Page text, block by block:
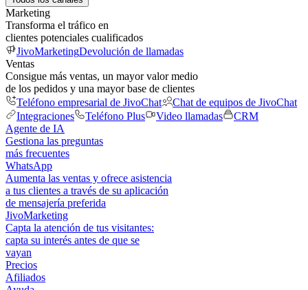
Marketing
Transforma el tráfico en
clientes potenciales cualificados
JivoMarketingDevolución de llamadas
Ventas
Consigue más ventas, un mayor valor medio
de los pedidos y una mayor base de clientes
Teléfono empresarial de JivoChat
Chat de equipos de JivoChat
Integraciones
Teléfono Plus Video llamadas
CRM
Agente de IA
Gestiona las preguntas
más frecuentes
WhatsApp
Aumenta las ventas y ofrece asistencia
a tus clientes a través de su aplicación
de mensajería preferida
JivoMarketing
Capta la atención de tus visitantes:
capta su interés antes de que se
vayan
Precios
Afiliados